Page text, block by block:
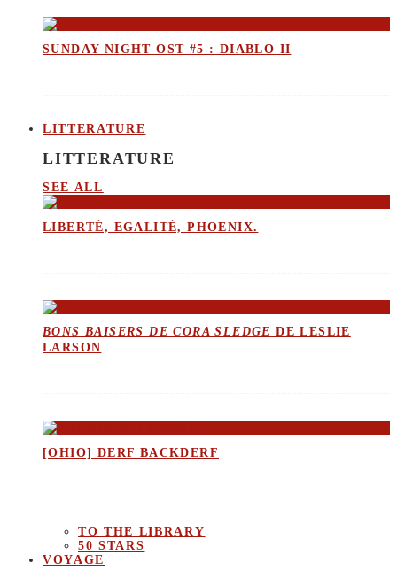
SUNDAY NIGHT OST #5 : DIABLO II
LITTERATURE
LITTERATURE
SEE ALL
LIBERTÉ, EGALITÉ, PHOENIX.
BONS BAISERS DE CORA SLEDGE DE LESLIE
LARSON
[OHIO] DERF BACKDERF
TO THE LIBRARY
50 STARS
VOYAGE